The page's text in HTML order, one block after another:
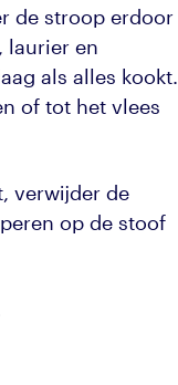
de stroop erdoor
laurier en
als alles kookt.
of tot het vlees
verwijder de
op de stoof